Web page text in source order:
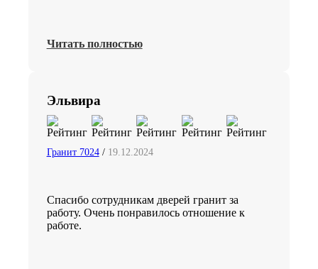
Читать полностью
Эльвира
Гранит 7024/ 19.12.2024
Спасибо сотрудникам дверей гранит за
работу. Очень понравилось отношение к
работе.